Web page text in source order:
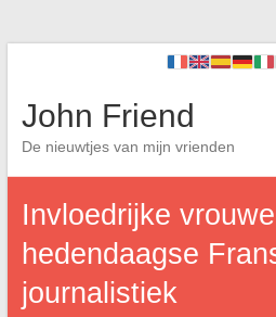
John Friend
De nieuwtjes van mijn vrienden
Invloedrijke
hedendaagse
journalistiek